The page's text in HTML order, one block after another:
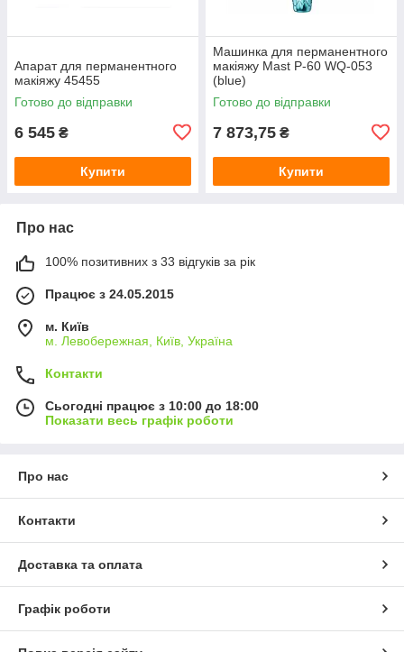
Апарат для перманентного
макіяжу 45455
Готово до відправки
6 545 ₴
Купити
Машинка для перманентного
макіяжу Mast P-60 WQ-053
(blue)
Готово до відправки
7 873,75 ₴
Купити
Про нас
100% позитивних з 33 відгуків за рік
Працює з 24.05.2015
м. Київ
м. Левобережная, Київ, Україна
Контакти
Сьогодні працює з 10:00 до 18:00
Показати весь графік роботи
Про нас
Контакти
Доставка та оплата
Графік роботи